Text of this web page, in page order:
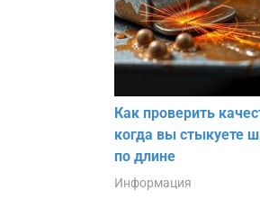
Как проверить
когда вы стыкуете
по длине
Информация